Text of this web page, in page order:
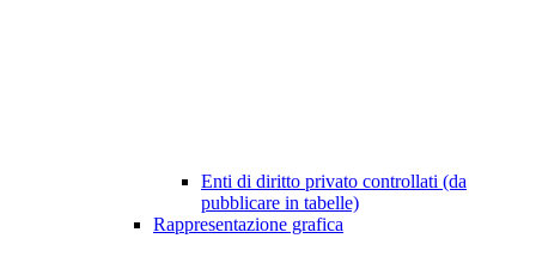
Enti di diritto privato controllati (da
pubblicare in tabelle)
Rappresentazione grafica